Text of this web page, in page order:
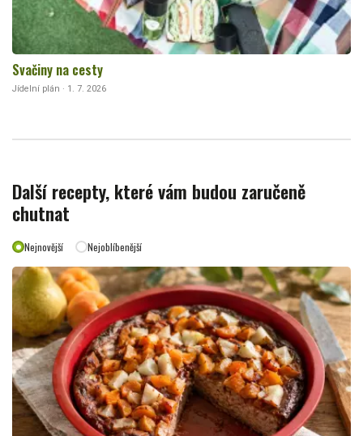
Svačiny na cesty
Jídelní plán · 1. 7. 2026
Další recepty, které vám budou zaručeně
chutnat
Nejnovější Nejoblíbenější